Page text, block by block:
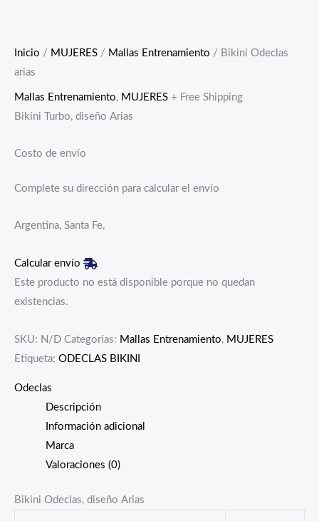
Inicio / MUJERES / Mallas Entrenamiento / Bikini Odeclas
arias
Mallas Entrenamiento, MUJERES + Free Shipping
Bikini Turbo, diseño Arias
Costo de envío
Complete su dirección para calcular el envío
Argentina, Santa Fe,
Calcular envío
Este producto no está disponible porque no quedan
existencias.
SKU: N/D Categorías: Mallas Entrenamiento, MUJERES
Etiqueta: ODECLAS BIKINI
Odeclas
Descripción
Información adicional
Marca
Valoraciones (0)
Bikini Odeclas, diseño Arias